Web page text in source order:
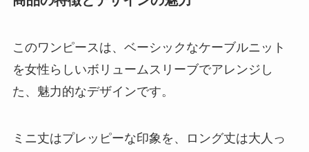
このワンピースは、ベーシックなケーブルニット
を女性らしいボリュームスリーブでアレンジし
た、魅力的なデザインです。
ミニ丈はプレッピーな印象を、ロング丈は大人っ